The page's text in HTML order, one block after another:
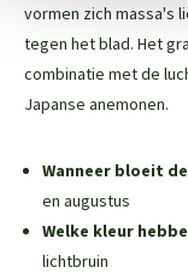
vormen zich massa's
tegen het blad. Het
combinatie met de
Japanse anemonen.
Wanneer bloeit
en augustus
Welke kleur
lichtbruin